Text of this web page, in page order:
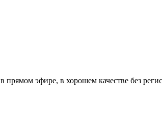
в прямом эфире, в хорошем качестве без